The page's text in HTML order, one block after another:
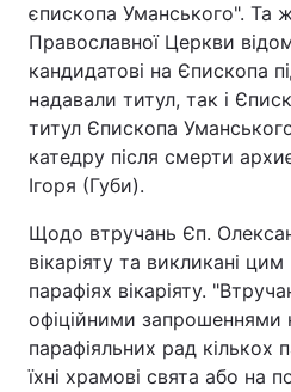
єпископа Уманського". Та
Православної Церкви
кандидатові на Єпископа
надавали титул, так і
титул Єпископа
катедру після смерти
Ігоря (Губи).
Щодо втручань Єп.
вікаріяту та викликані
парафіях вікаріяту.
офіційними запрошеннями
парафіяльних рад кількох
їхні храмові свята або на